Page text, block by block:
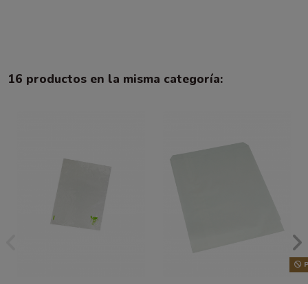
16 productos en la misma categoría: